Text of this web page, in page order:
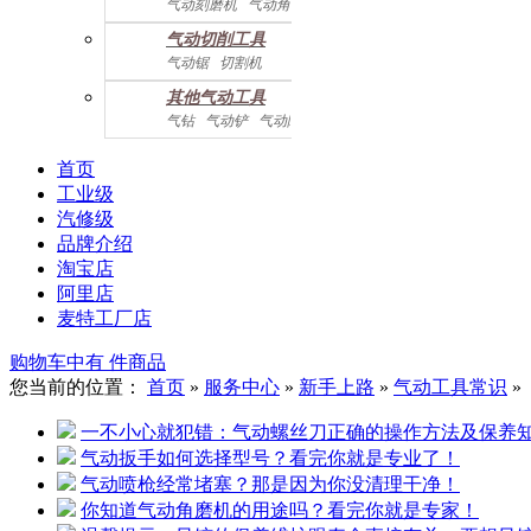
气动刻磨机 气动角磨机
气动切削工具
气动锯 切割机
气动曲线剪
其他气动工具
气钻 气动铲 气动除锈机
气动拉钉机 气动喷漆枪
首页
工业级
汽修级
品牌介绍
淘宝店
阿里店
麦特工厂店
购物车中有 件商品
您当前的位置： 首页 » 服务中心 » 新手上路 » 气动工具常识 »
一不小心就犯错：气动螺丝刀正确的操作方法及保养
气动扳手如何选择型号？看完你就是专业了！
气动喷枪经常堵塞？那是因为你没清理干净！
你知道气动角磨机的用途吗？看完你就是专家！